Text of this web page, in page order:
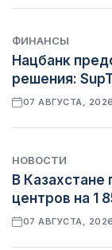
ФИНАНСЫ
Нацбанк
решения:
07 АВГУСТА, 2026
НОВОСТИ
В Казахстане
центров на 1
07 АВГУСТА, 2026